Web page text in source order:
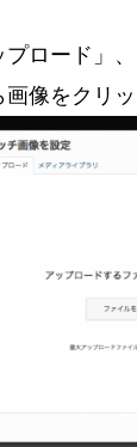
プロード」
像をクリッ